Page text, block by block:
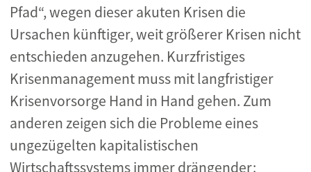
Pfad“, wegen dieser akuten Krisen die
Ursachen künftiger, weit größerer Krisen nicht
entschieden anzugehen. Kurzfristiges
Krisenmanagement muss mit langfristiger
Krisenvorsorge Hand in Hand gehen. Zum
anderen zeigen sich die Probleme eines
ungezügelten kapitalistischen
Wirtschaftssystems immer drängender: